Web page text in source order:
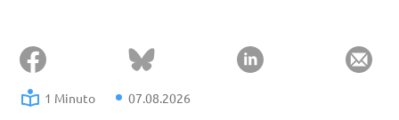
1 Minuto 07.08.2026